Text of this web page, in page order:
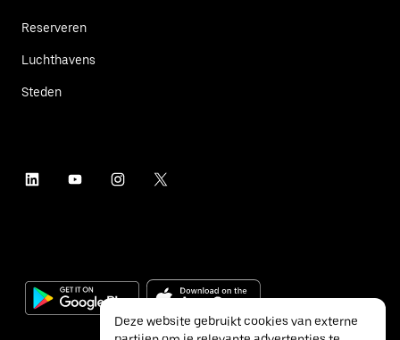
Reserveren
Luchthavens
Steden
Deze website gebruikt cookies van externe